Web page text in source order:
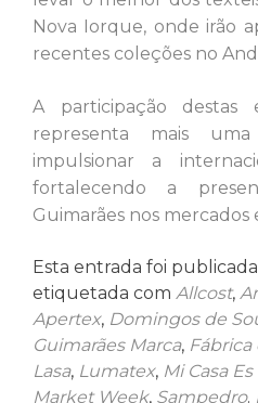
Nova Iorque, onde irão
recentes coleções no
A participação destas
representa mais
impulsionar a
fortalecendo a
Guimarães nos mercados
Esta entrada foi
etiquetada com Allcost,
Apertex, Domingos de
Guimarães Marca, Fábrica
Lasa, Lumatex, Mi Casa Es
Market Week, Sampedro.